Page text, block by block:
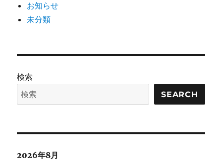
お知らせ
未分類
検索
SEARCH
2026年8月